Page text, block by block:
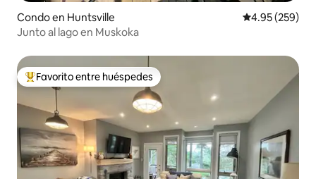
Condo en Huntsville Calificación
4.95 (259)
Junto al lago en Muskoka
Favorito entre huéspedes preferido
Favorito entre huéspedes